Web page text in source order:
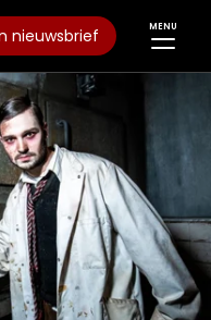
nieuwsbrief MENU